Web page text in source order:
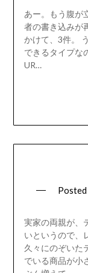
あー。もう腹が
者の書き込みが
かけて、3件。
できるタイプな
UR…
実家の両親が、
いというので、
久々にのぞいた
でいる商品が小